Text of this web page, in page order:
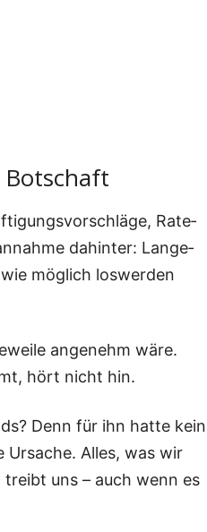
Botschaft
Rate­
dahin­ter: Lan­ge­
mög­lich los­wer­den
ange­nehm wäre.
hört nicht hin.
Denn für ihn hat­te kein
Alles, was wir
uns – auch wenn es